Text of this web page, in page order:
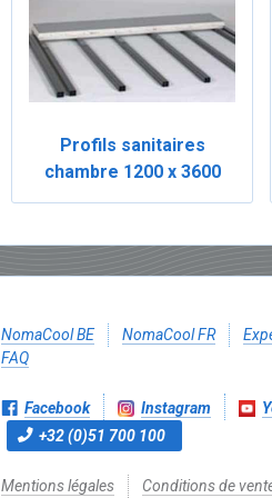
Profils sanitaires
chambre 1200 x 3600
NomaCool BE NomaCool FR
FAQ
Facebook Instagram
+32 (0)51 700 100
Mentions légales Conditions de